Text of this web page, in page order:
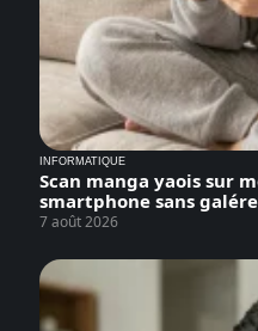
INFORMATIQUE
Scan manga yaois sur
smartphone sans
7 août 2026